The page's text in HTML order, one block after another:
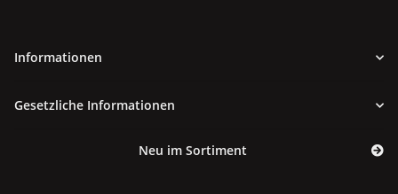
Informationen
Gesetzliche Informationen
Neu im Sortiment